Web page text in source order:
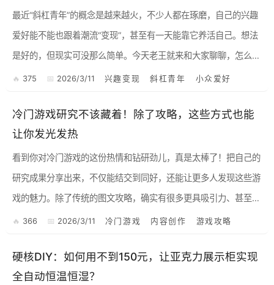
最近“斜杠青年”的概念是越来越火，不少人都在琢磨，自己的兴趣
爱好能不能也跟着潮流“变现”，甚至有一天能靠它养活自己。想法
是好的，但现实可没那么简单。今天老王就来和大家聊聊，怎么判
断你的兴趣到底有没有“钱途”，以及那些不那么“主流”的小众兴...
375 2026/3/11 兴趣变现 斜杠青年 小众爱好
冷门游戏研究不该藏着！除了攻略，这些方式也能
让你发光发热
看到你对冷门游戏的这份热情和钻研劲儿，真是太棒了！把自己的
研究成果分享出来，不仅能结交到同好，还能让更多人发现这些游
戏的魅力。除了传统的图文攻略，确实有很多更具吸引力、甚至能
带来收益的分享形式。我给你总结了几种思路，希望能给你一些启
366 2026/3/11 冷门游戏 内容创作 游戏攻略
硬核DIY：如何用不到150元，让亚克力展示柜实现
全自动恒温恒湿？